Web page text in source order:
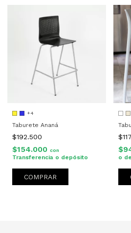
+4
Taburete Ananá
$192.500
$154.000 con
Transferencia o depósito
COMPRAR
o